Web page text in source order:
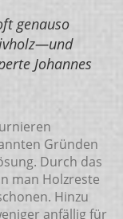
genauso
Johannes
Gründen
Durch das
man Holzreste
Hinzu
anfällig für